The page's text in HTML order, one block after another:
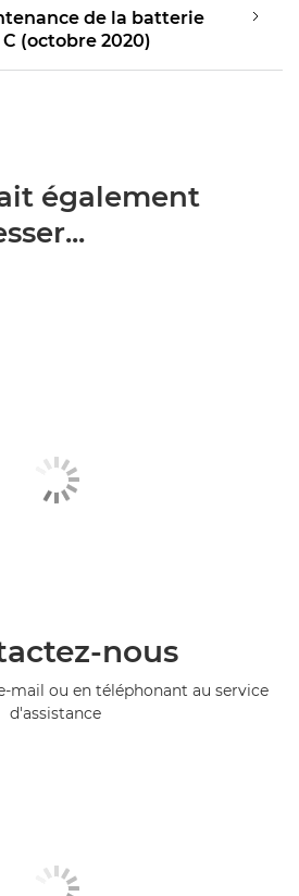
de la batterie
(octobre 2020)
également
nous
mail ou en téléphonant au service
d'assistance